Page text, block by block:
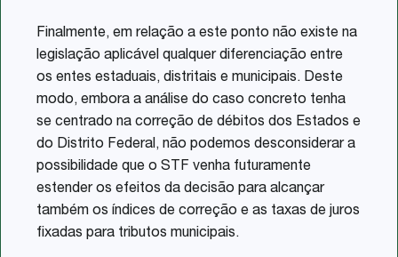
Finalmente, em relação a este ponto não existe na
legislação aplicável qualquer diferenciação entre
os entes estaduais, distritais e municipais. Deste
modo, embora a análise do caso concreto tenha
se centrado na correção de débitos dos Estados e
do Distrito Federal, não podemos desconsiderar a
possibilidade que o STF venha futuramente
estender os efeitos da decisão para alcançar
também os índices de correção e as taxas de juros
fixadas para tributos municipais.